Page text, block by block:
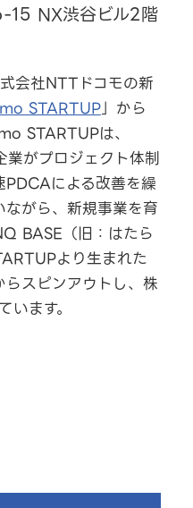
15 NX渋谷ビル2階
会社NTTドコモの新
STARTUP」から
STARTUPは、
がプロジェクト体制
PDCAによる改善を繰
がら、新規事業を育
BASE（旧：はたら
より生まれた
スピンアウトし、株
ます。